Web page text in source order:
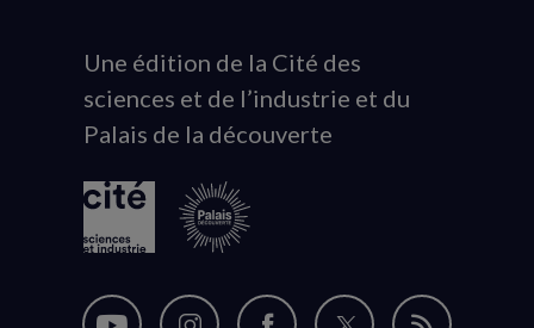
Animation
du
logo
Une édition de la Cité des
sciences et de l’industrie et du
Palais de la découverte